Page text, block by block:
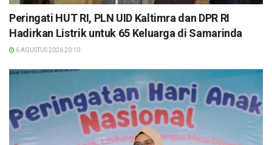
Peringati HUT RI, PLN UID Kaltimra dan DPR RI
Hadirkan Listrik untuk 65 Keluarga di Samarinda
6 AGUSTUS 2026 20:10